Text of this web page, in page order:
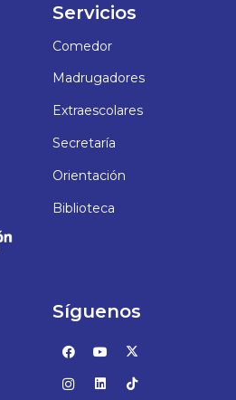
Servicios
Comedor
Madrugadores
Extraescolares
Secretaría
Orientación
Biblioteca
Síguenos